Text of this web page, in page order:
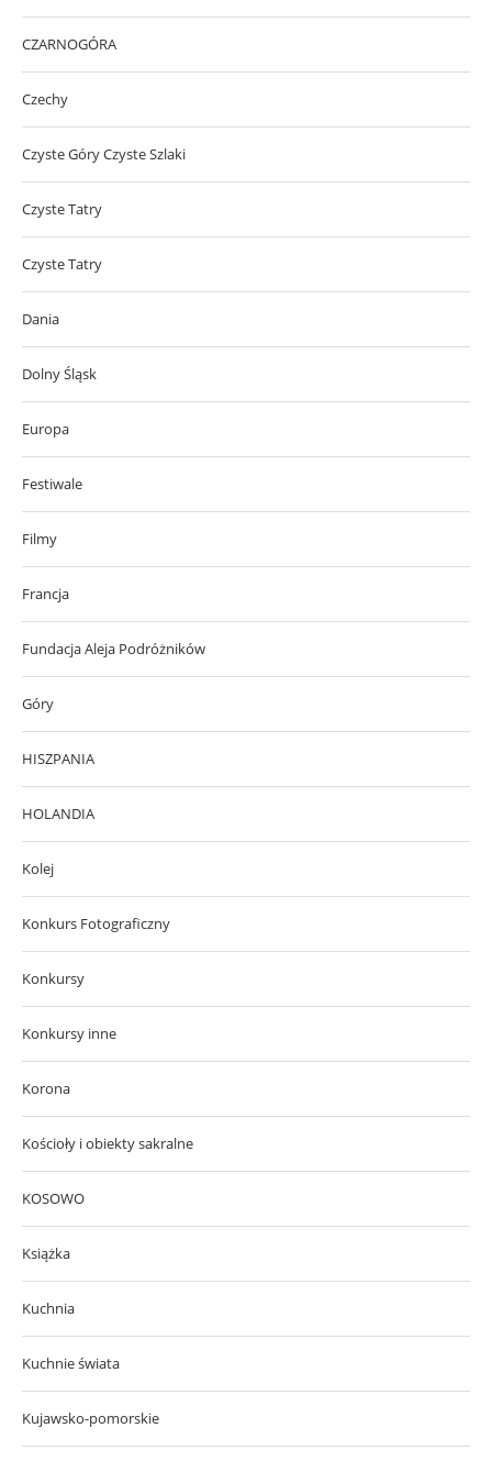
CZARNOGÓRA
Czechy
Czyste Góry Czyste Szlaki
Czyste Tatry
Czyste Tatry
Dania
Dolny Śląsk
Europa
Festiwale
Filmy
Francja
Fundacja Aleja Podróżników
Góry
HISZPANIA
HOLANDIA
Kolej
Konkurs Fotograficzny
Konkursy
Konkursy inne
Korona
Kościoły i obiekty sakralne
KOSOWO
Książka
Kuchnia
Kuchnie świata
Kujawsko-pomorskie